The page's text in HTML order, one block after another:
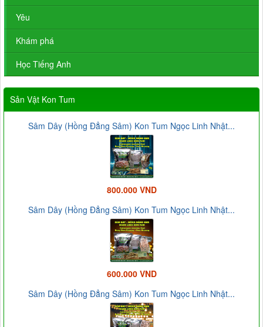
Yêu
Khám phá
Học Tiếng Anh
Sản Vật Kon Tum
Sâm Dây (Hồng Đẳng Sâm) Kon Tum Ngọc Linh Nhật...
800.000 VND
Sâm Dây (Hồng Đẳng Sâm) Kon Tum Ngọc Linh Nhật...
600.000 VND
Sâm Dây (Hồng Đẳng Sâm) Kon Tum Ngọc Linh Nhật...